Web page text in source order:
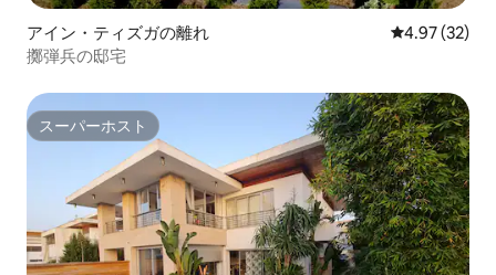
アイン・ティズガの離れ レビュー32
4.97 (32)
擲弾兵の邸宅
スーパーホスト
スーパーホスト